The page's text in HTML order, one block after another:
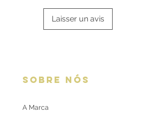
Laisser un avis
SOBRE NÓS
A Marca